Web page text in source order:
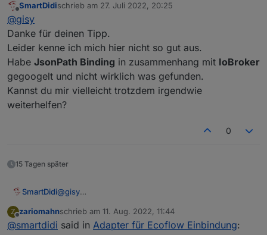
(sondern Openhab) :)
Curl ist ein Kommandozeilenbefehl von Linux. So
zurück.
-H bedeutet, dass der Header entsprechend abgesendet
wird.
Der String, der zurückgegeben wird, müsste entsprechen
geparst werden. Bei Openhab gibt es dazu ein JsonPath
Binding. Bestimmt auch bei IOBroker.
Oder habe ich das Problem nicht verstanden?
Offline
SmartDidischrieb am 27. Juli 2022, 20:25
zuletzt editiert von
@gisy
Danke für deinen Tipp.
Leider kenne ich mich hier nicht so gut aus.
Habe JsonPath Binding in zusammenhang mit IoBroker
gegoogelt und nicht wirklich was gefunden.
Kannst du mir vielleicht trotzdem irgendwie
weiterhelfen?
0
15 Tagen später
SmartDidi@gisy
Leider kenne ich mich hier nicht so gut aus.
Habe JsonPath Binding in zusammenhang mit
Z
Offline
zariomahnschrieb am 11. Aug. 2022, 11:44
zuletzt editiert von
@smartdidi said in Adapter für Ecoflow Einbindung: